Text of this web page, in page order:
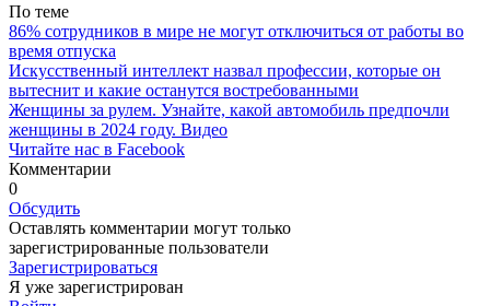
По теме
86% сотрудников в мире не могут отключиться от работы во
время отпуска
Искусственный интеллект назвал профессии, которые он
вытеснит и какие останутся востребованными
Женщины за рулем. Узнайте, какой автомобиль предпочли
женщины в 2024 году. Видео
Читайте нас в Facebook
Комментарии
0
Обсудить
Оставлять комментарии могут только
зарегистрированные пользователи
Зарегистрироваться
Я уже зарегистрирован